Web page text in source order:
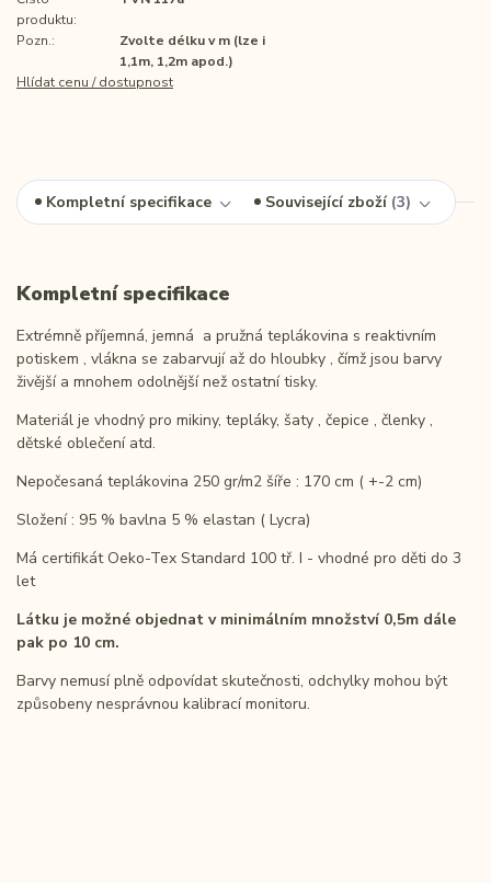
produktu:
Pozn.:
Zvolte délku v m (lze i
1,1m, 1,2m apod.)
Hlídat cenu / dostupnost
Kompletní specifikace Související zboží 3
Kompletní specifikace
Extrémně příjemná, jemná a pružná teplákovina s reaktivním
potiskem , vlákna se zabarvují až do hloubky , čímž jsou barvy
živější a mnohem odolnější než ostatní tisky.
Materiál je vhodný pro mikiny, tepláky, šaty , čepice , členky ,
dětské oblečení atd.
Nepočesaná teplákovina 250 gr/m2 šíře : 170 cm ( +-2 cm)
Složení : 95 % bavlna 5 % elastan ( Lycra)
Má certifikát Oeko-Tex Standard 100 tř. I - vhodné pro děti do 3
let
Látku je možné objednat v minimálním množství 0,5m dále
pak po 10 cm.
Barvy nemusí plně odpovídat skutečnosti, odchylky mohou být
způsobeny nesprávnou kalibracímonitoru.